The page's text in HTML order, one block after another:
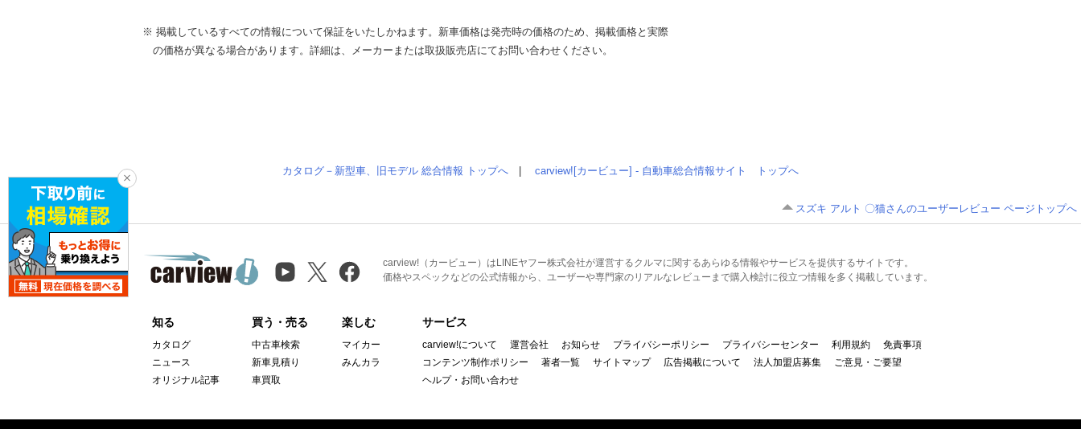
※ 掲載しているすべての情報について保証をいたしかねます。新車価格は発売時の価格のため、掲載価格と実際
の価格が異なる場合があります。詳細は、メーカーまたは取扱販売店にてお問い合わせください。
カタログ－新型車、旧モデル 総合情報 トップへ carview![カービュー] - 自動車総合情報サイト トップへ
スズキ アルト 〇猫さんのユーザーレビュー ページトップへ
carview!（カービュー）はLINEヤフー株式会社が運営するクルマに関するあらゆる情報やサービスを提供するサイトです。
価格やスペックなどの公式情報から、ユーザーや専門家のリアルなレビューまで購入検討に役立つ情報を多く掲載しています。
知る
カタログ
ニュース
オリジナル記事
買う・売る
中古車検索
新車見積り
車買取
楽しむ
マイカー
みんカラ
サービス
carview!について 運営会社 お知らせ プライバシーポリシー プライバシーセンター 利用規約
免責事項
コンテンツ制作ポリシー
著者一覧 サイトマップ 広告掲載について 法人加盟店募集
ご意見・ご要望
ヘルプ・お問い合わせ